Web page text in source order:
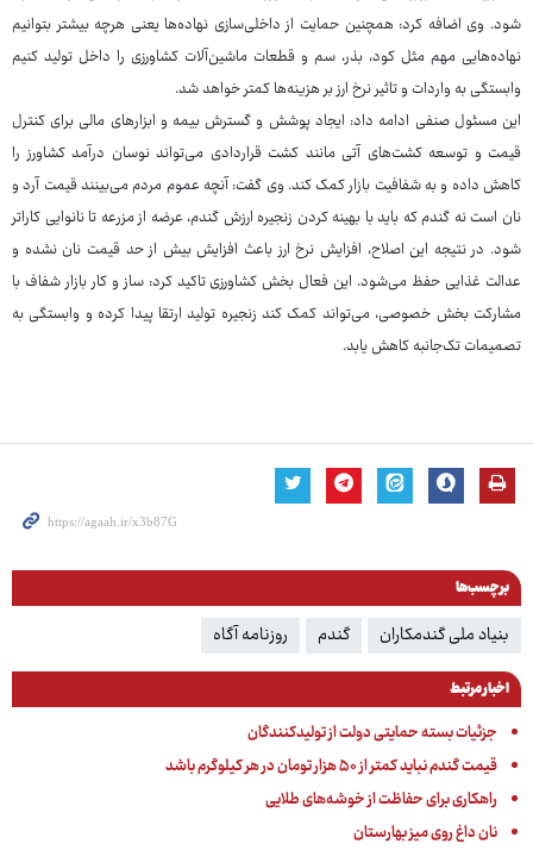
شود. وی اضافه کرد: همچنین حمایت از داخلی‌سازی نهاده‌ها یعنی هرچه بیشتر بتوانیم
نهاده‌هایی مهم مثل کود، بذر، سم و قطعات ماشین‌آلات کشاورزی را داخل تولید کنیم
وابستگی به واردات و تاثیر نرخ ارز بر هزینه‌ها کمتر خواهد شد.
این مسئول صنفی ادامه داد: ایجاد پوشش و گسترش بیمه و ابزارهای مالی برای کنترل
قیمت و توسعه کشت‌های آتی مانند کشت قراردادی می‌تواند نوسان درآمد کشاورز را
کاهش داده و به شفافیت بازار کمک کند. وی گفت: آنچه عموم مردم می‌بینند قیمت آرد و
نان است نه گندم که باید با بهینه کردن زنجیره ارزش گندم، عرضه از مزرعه تا نانوایی کاراتر
شود. در نتیجه این اصلاح، افزایش نرخ ارز باعث افزایش بیش از حد قیمت نان نشده و
عدالت غذایی حفظ می‌شود. این فعال بخش کشاورزی تاکید کرد: ساز و کار بازار شفاف با
مشارکت بخش خصوصی، می‌تواند کمک کند زنجیره تولید ارتقا پیدا کرده و وابستگی به
تصمیمات تک‌جانبه کاهش یابد.
برچسب‌ها
بنیاد ملی گندمکاران گندم روزنامه آگاه
اخبار مرتبط
جزئیات بسته حمایتی دولت از تولیدکنندگان
قیمت گندم نباید کمتر از ۵۰ هزار تومان در هر کیلوگرم باشد
راهکاری برای حفاظت از خوشه‌های طلایی
نان داغ روی میز بهارستان